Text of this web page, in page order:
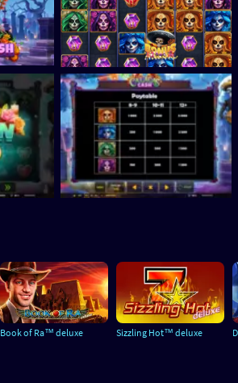
Book of Ra™ deluxe Sizzling Hot™ deluxe